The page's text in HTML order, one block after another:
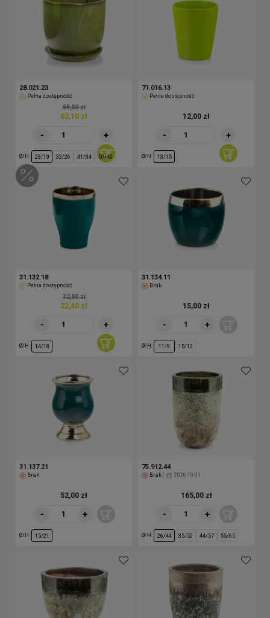
28.021.23
Pełna dostępność
62,10 zł
69,00 zł
- +
Ø/H 23/19 32/26 41/34 50/42
71.016.13
Pełna dostępność
12,00 zł
- +
Ø/H 13/15
31.132.18
Pełna dostępność
22,40 zł
32,00 zł
- +
Ø/H 14/18
31.134.11
Brak
15,00 zł
- +
Ø/H 11/9 15/12
31.137.21
Brak
52,00 zł
- +
Ø/H 15/21
75.912.44
Brak 2026-10-01
165,00 zł
- +
Ø/H 26/44 35/50 44/57 55/65